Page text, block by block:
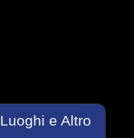
Luoghi e Altro